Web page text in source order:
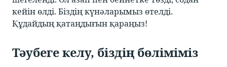
кейін өлді. Біздің күнәларымыз өтелді.
Құдайдың қатаңдығын қараңыз!
Тәубеге келу, біздің бөліміміз